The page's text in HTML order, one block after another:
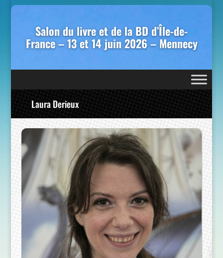
Salon du livre et de la BD d’Île-de-
France – 13 et 14 juin 2026 – Mennecy
Laura Derieux